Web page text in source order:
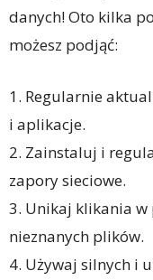
danych! Oto kilka
możesz podjąć:
1. Regularnie
i aplikacje.
2. Zainstaluj i
zapory sieciowe.
3. Unikaj klikania
nieznanych plików.
4. Używaj silnych i